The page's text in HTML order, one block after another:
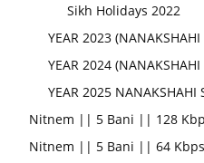
Sikh Holidays 2022
YEAR 2023
YEAR 2024
YEAR 2025 NANAKSHAHI
Nitnem || 5 Bani || 128
Nitnem || 5 Bani || 64 Kbps